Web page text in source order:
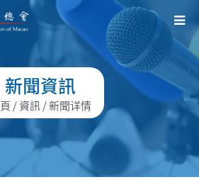
新聞資訊
/資訊/ 新聞详情